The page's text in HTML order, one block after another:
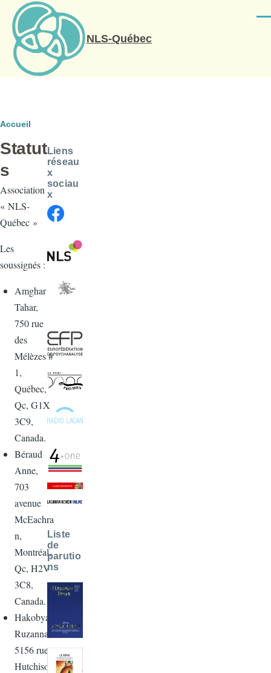
Aller au contenu principal
NLS-Québec
Fil
d'Ariane
Accueil
Statut
s
Association
« NLS-
Québec »
Les
soussignés :
Amghar
Tahar,
750 rue
des
Mélèzes #
1,
Québec,
Qc, G1X
3C9,
Canada.
Béraud
Anne,
703
avenue
McEachra
n,
Montréal,
Qc, H2V
3C8,
Canada.
Hakobyan
Ruzanna,
5156 rue
Hutchison
Liens
réseau
x
sociau
x
Liste
de
parutio
ns